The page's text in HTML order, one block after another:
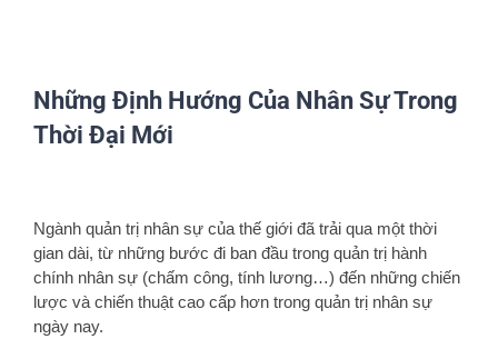
Những Định Hướng Của Nhân Sự Trong
Thời Đại Mới
Larger
Image
Ngành quản trị nhân sự của thế giới đã trải qua một thời
gian dài, từ những bước đi ban đầu trong quản trị hành
chính nhân sự (chấm công, tính lương…) đến những chiến
lược và chiến thuật cao cấp hơn trong quản trị nhân sự
ngày nay.